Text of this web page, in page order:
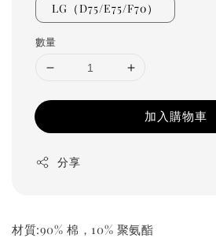
LG（D75/E75/F70）
數量
加入購物車
分享
材質:90% 棉，10% 聚氨酯